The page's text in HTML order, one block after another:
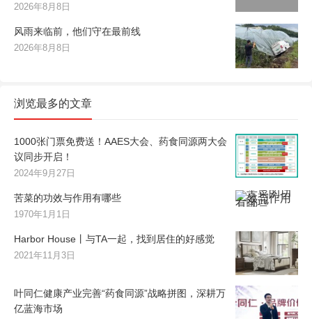
2026年8月8日
风雨来临前，他们守在最前线
2026年8月8日
浏览最多的文章
1000张门票免费送！AAES大会、药食同源两大会
议同步开启！
2024年9月27日
苦菜的功效与作用有哪些
1970年1月1日
Harbor House丨与TA一起，找到居住的好感觉
2021年11月3日
叶同仁健康产业完善“药食同源”战略拼图，深耕万
亿蓝海市场